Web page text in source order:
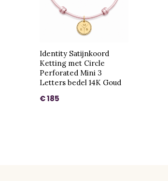
Identity Satijnkoord
Ketting met Circle
Perforated Mini 3
Letters bedel 14K Goud
€ 185